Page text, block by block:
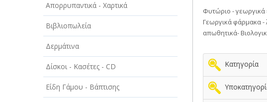
ΕΡΓΟΣΤΑΣΙΑ - ΒΙΟΜΗΧΑΝΙΕΣ
ΞΕΝΟΔΟΧΕΙΑ - ΤΟΥΡΙΣΜΟΣ
ΟΜΟΡΦΙΑ
ΠΑΡΟΧΗ ΥΠΗΡΕΣΙΩΝ
ΤΕΧΝΙΚΑ - ΚΑΤΑΣΚΕΥΑΣΤΙΚΑ
Απορρυπαντικά - Χαρτικά
Βιβλιοπωλεία
Δερμάτινα
Δίσκοι - Κασέτες - CD
Είδη Γάμου - Βάπτισης
Φυτώριο - γεωργικά
Γεωργικά φάρμακα
απωθητικά-
Κατηγορία